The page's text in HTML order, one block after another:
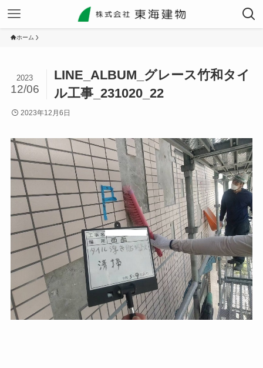
ホーム
LINE_ALBUM_グレース竹和タイ
ル工事_231020_22
2023
12/06
2023年12月6日